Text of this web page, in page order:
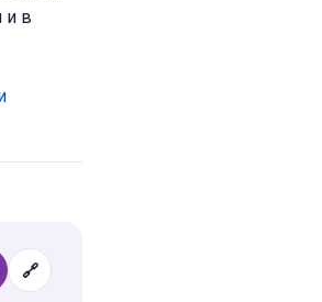
и в
🔗